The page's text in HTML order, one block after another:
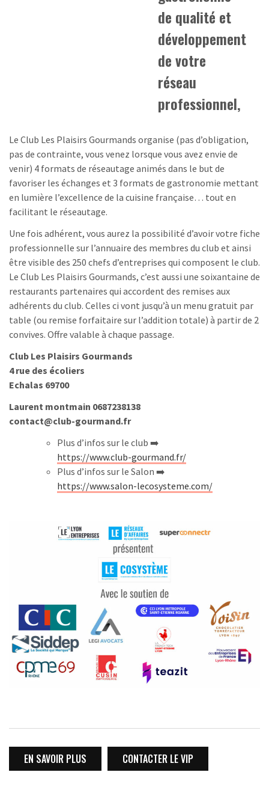
de qualité et
développement
de votre
réseau
professionnel,
Le Club Les Plaisirs Gourmands organise (pas d’obligation,
pas de contrainte, vous venez lorsque vous avez envie de
venir) 4 formats de réseautage animés dans le but de
favoriser les échanges et 3 formats de gastronomie mettant
en lumière l’excellence de la cuisine française… tout en
facilitant le réseautage.
Une fois adhérent, vous aurez la possibilité d’avoir votre fiche
professionnelle sur l’annuaire des membres du club et ainsi
être visible des 250 chefs d’entreprises qui composent le club.
Le Club Les Plaisirs Gourmands, c’est aussi une soixantaine de
restaurants partenaires qui accordent des remises aux
adhérents du club. Celles ci vont jusqu’à un menu gratuit par
table (ou remise forfaitaire sur l’addition totale) à partir de 2
convives. Offre valable à chaque passage.
Club Les Plaisirs Gourmands
4 rue des écoliers
Echalas 69700
Laurent montmain 0687238138
contact@club-gourmand.fr
Plus d’infos sur le club ➡️
https://www.club-gourmand.fr/
Plus d’infos sur le Salon ➡️
https://www.salon-lecosysteme.com/
EN SAVOIR PLUS CONTACTER LE VIP